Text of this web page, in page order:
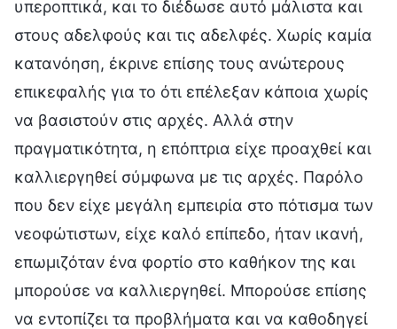
υπεροπτικά, και το διέδωσε αυτό μάλιστα και
στους αδελφούς και τις αδελφές. Χωρίς καμία
κατανόηση, έκρινε επίσης τους ανώτερους
επικεφαλής για το ότι επέλεξαν κάποια χωρίς
να βασιστούν στις αρχές. Αλλά στην
πραγματικότητα, η επόπτρια είχε προαχθεί και
καλλιεργηθεί σύμφωνα με τις αρχές. Παρόλο
που δεν είχε μεγάλη εμπειρία στο πότισμα των
νεοφώτιστων, είχε καλό επίπεδο, ήταν ικανή,
επωμιζόταν ένα φορτίο στο καθήκον της και
μπορούσε να καλλιεργηθεί. Μπορούσε επίσης
να εντοπίζει τα προβλήματα και να καθοδηγεί